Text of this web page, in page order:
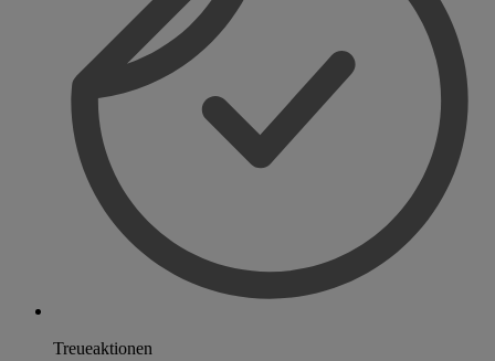
Treueaktionen